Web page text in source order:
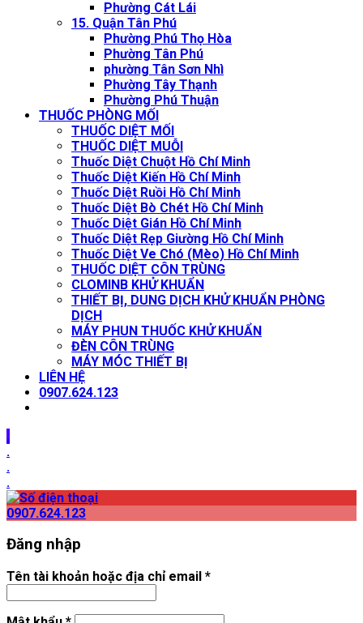
Phường Cát Lái
15. Quận Tân Phú
Phường Phú Thọ Hòa
Phường Tân Phú
phường Tân Sơn Nhì
Phường Tây Thạnh
Phường Phú Thuận
THUỐC PHÒNG MỐI
THUỐC DIỆT MỐI
THUỐC DIỆT MUỖI
Thuốc Diệt Chuột Hồ Chí Minh
Thuốc Diệt Kiến Hồ Chí Minh
Thuốc Diệt Ruồi Hồ Chí Minh
Thuốc Diệt Bò Chét Hồ Chí Minh
Thuốc Diệt Gián Hồ Chí Minh
Thuốc Diệt Rẹp Giường Hồ Chí Minh
Thuốc Diệt Ve Chó (Mèo) Hồ Chí Minh
THUỐC DIỆT CÔN TRÙNG
CLOMINB KHỬ KHUẨN
THIẾT BỊ, DUNG DỊCH KHỬ KHUẨN PHÒNG
DỊCH
MÁY PHUN THUỐC KHỬ KHUẨN
ĐÈN CÔN TRÙNG
MÁY MÓC THIẾT BỊ
LIÊN HỆ
0907.624.123
.
.
.
.
0907.624.123
Đăng nhập
Tên tài khoản hoặc địa chỉ email *